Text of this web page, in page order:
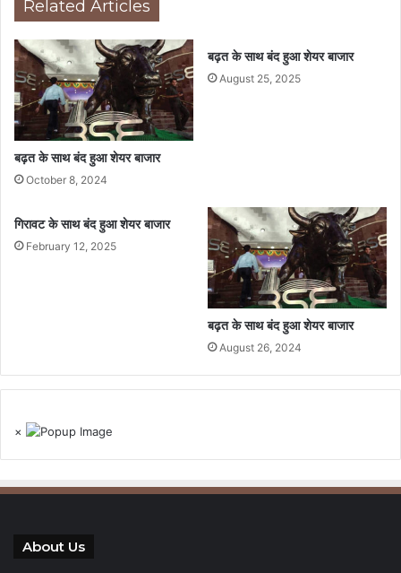
Related Articles
बढ़त के साथ बंद हुआ शेयर बाजार
October 8, 2024
बढ़त के साथ बंद हुआ शेयर बाजार
August 25, 2025
गिरावट के साथ बंद हुआ शेयर बाजार
February 12, 2025
बढ़त के साथ बंद हुआ शेयर बाजार
August 26, 2024
×
About Us